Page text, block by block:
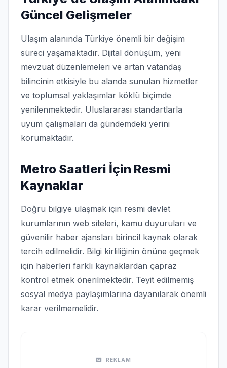
Güncel Gelişmeler
Ulaşım alanında Türkiye önemli bir değişim
süreci yaşamaktadır. Dijital dönüşüm, yeni
mevzuat düzenlemeleri ve artan vatandaş
bilincinin etkisiyle bu alanda sunulan hizmetler
ve toplumsal yaklaşımlar köklü biçimde
yenilenmektedir. Uluslararası standartlarla
uyum çalışmaları da gündemdeki yerini
korumaktadır.
Metro Saatleri İçin Resmi
Kaynaklar
Doğru bilgiye ulaşmak için resmi devlet
kurumlarının web siteleri, kamu duyuruları ve
güvenilir haber ajansları birincil kaynak olarak
tercih edilmelidir. Bilgi kirliliğinin önüne geçmek
için haberleri farklı kaynaklardan çapraz
kontrol etmek önerilmektedir. Teyit edilmemiş
sosyal medya paylaşımlarına dayanılarak önemli
karar verilmemelidir.
REKLAM